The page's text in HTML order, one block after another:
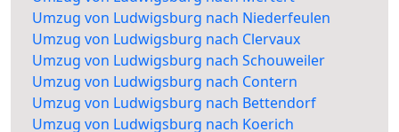
Umzug von Ludwigsburg nach Niederfeulen
Umzug von Ludwigsburg nach Clervaux
Umzug von Ludwigsburg nach Schouweiler
Umzug von Ludwigsburg nach Contern
Umzug von Ludwigsburg nach Bettendorf
Umzug von Ludwigsburg nach Koerich